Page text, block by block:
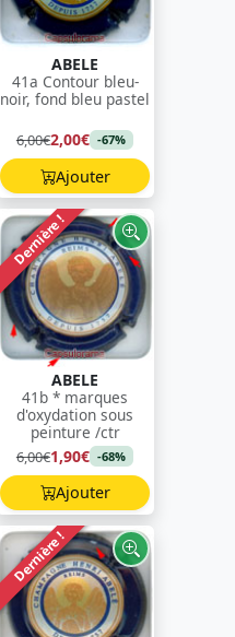
ABELE
41a Contour bleu-
noir, fond bleu pastel
6,00€2,00€ -67%
Ajouter
Dernière !
ABELE
41b * marques
d'oxydation sous
peinture /ctr
6,00€1,90€ -68%
Ajouter
Dernière !